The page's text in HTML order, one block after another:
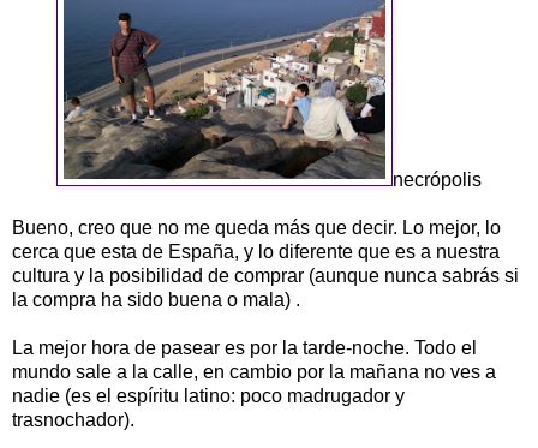
necrópolis
Bueno, creo que no me queda más que decir. Lo mejor, lo
cerca que esta de España, y lo diferente que es a nuestra
cultura y la posibilidad de comprar (aunque nunca sabrás si
la compra ha sido buena o mala) .
La mejor hora de pasear es por la tarde-noche. Todo el
mundo sale a la calle, en cambio por la mañana no ves a
nadie (es el espíritu latino: poco madrugador y
trasnochador).